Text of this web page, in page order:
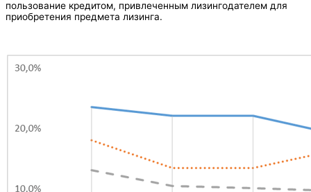
пользование кредитом, привлеченным лизингодателем для
приобретения предмета лизинга.